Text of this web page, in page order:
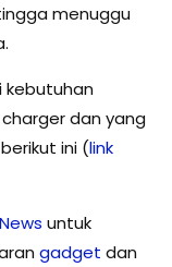
menuggu
kebutuhan
dan yang
ini (link
News untuk
gadget dan